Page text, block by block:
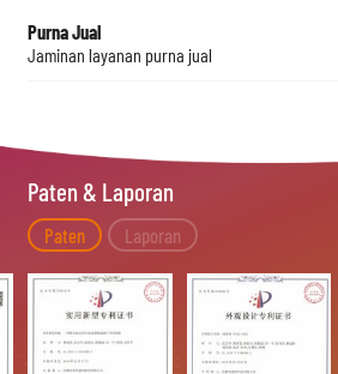
Purna Jual
Jaminan layanan purna jual
Paten & Laporan
Paten Laporan